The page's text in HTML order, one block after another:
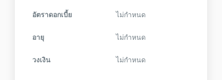
อัตราดอกเบี้ย ไม่กำหนด
อายุ ไม่กำหนด
วงเงิน ไม่กำหนด